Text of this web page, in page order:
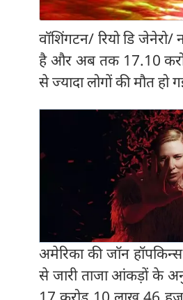
वॉशिंगटन/ रियो डि जेनेरो/
है और अब तक 17.10
से ज्यादा लोगों की मौत हो
अमेरिका की जॉन
से जारी ताजा आंकड़ों के